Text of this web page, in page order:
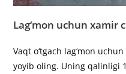
Lag‘mon uchun xamir
Vaqt o‘tgach lag‘mon
yoyib oling. Uning qalinligi